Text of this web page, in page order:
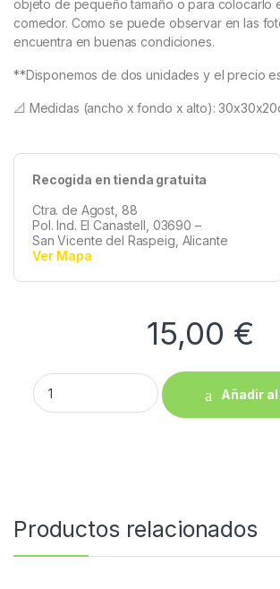
objeto de pequeño tamaño o para colocarlo
comedor. Como se puede observar en las
encuentra en buenas condiciones.
**Disponemos de dos unidades y el precio
📐 Medidas (ancho x fondo x alto):
Recogida en tienda gratuita
Ctra. de Agost, 88
Pol. Ind. El Canastell, 03690 –
San Vicente del Raspeig, Alicante
Ver Mapa
15,00 €
CUBO DE CRISTAL quantity
Añadir
Productos relacionados